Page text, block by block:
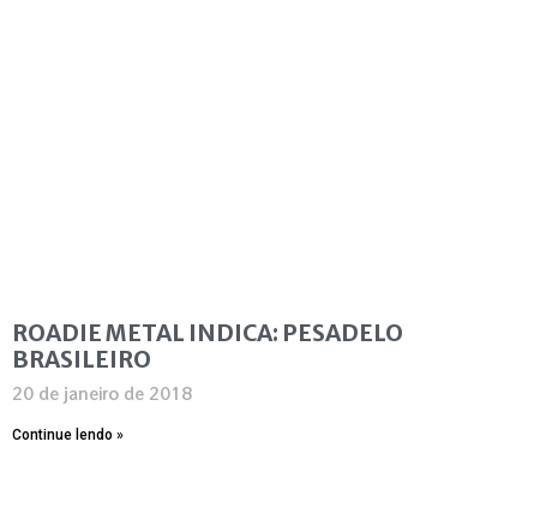
ROADIE METAL INDICA: PESADELO
BRASILEIRO
20 de janeiro de 2018
Continue lendo »